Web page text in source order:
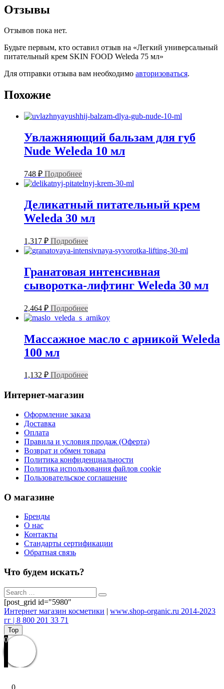
Отзывы
Отзывов пока нет.
Будьте первым, кто оставил отзыв на «Легкий универсальный
питательный крем SKIN FOOD Weleda 75 мл»
Для отправки отзыва вам необходимо авторизоваться.
Похожие
Увлажняющий бальзам для губ
Nude Weleda 10 мл
748 ₽ Подробнее
Деликатный питательный крем
Weleda 30 мл
1,317 ₽ Подробнее
Гранатовая интенсивная
сыворотка-лифтинг Weleda 30 мл
2,464 ₽ Подробнее
Массажное масло с арникой Weleda
100 мл
1,132 ₽ Подробнее
Интернет-магазин
Оформление заказа
Доставка
Оплата
Правила и условия продаж (Оферта)
Возврат и обмен товара
Политика конфиденциальности
Политика использования файлов cookie
Пользовательское соглашение
О магазине
Бренды
О нас
Контакты
Стандарты сертификации
Обратная связь
Что будем искать?
[post_grid id="5980"
Интернет магазин косметики | www.shop-organic.ru 2014-2023
гг | 8 800 201 33 71
Top
0
0